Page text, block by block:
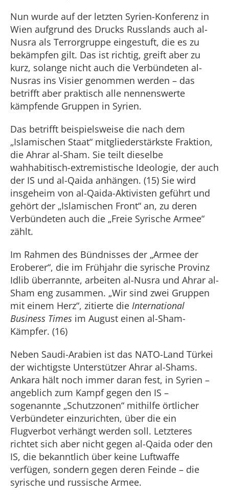
Nun wurde auf der letzten Syrien-Konferenz in
Wien aufgrund des Drucks Russlands auch al-
Nusra als Terrorgruppe eingestuft, die es zu
bekämpfen gilt. Das ist richtig, greift aber zu
kurz, solange nicht auch die Verbündeten al-
Nusras ins Visier genommen werden – das
betrifft aber praktisch alle nennenswerte
kämpfende Gruppen in Syrien.
Das betrifft beispielsweise die nach dem
„Islamischen Staat“ mitgliederstärkste Fraktion,
die Ahrar al-Sham. Sie teilt dieselbe
wahhabitisch-extremistische Ideologie, der auch
der IS und al-Qaida anhängen. (15) Sie wird
insgeheim von al-Qaida-Aktivisten geführt und
gehört der „Islamischen Front“ an, zu deren
Verbündeten auch die „Freie Syrische Armee“
zählt.
Im Rahmen des Bündnisses der „Armee der
Eroberer“, die im Frühjahr die syrische Provinz
Idlib überrannte, arbeiten al-Nusra und Ahrar al-
Sham eng zusammen. „Wir sind zwei Gruppen
mit einem Herz“, zitierte die International
Business Times im August einen al-Sham-
Kämpfer. (16)
Neben Saudi-Arabien ist das NATO-Land Türkei
der wichtigste Unterstützer Ahrar al-Shams.
Ankara hält noch immer daran fest, in Syrien –
angeblich zum Kampf gegen den IS –
sogenannte „Schutzzonen“ mithilfe örtlicher
Verbündeter einzurichten, über die ein
Flugverbot verhängt werden soll. Letzteres
richtet sich aber nicht gegen al-Qaida oder den
IS, die bekanntlich über keine Luftwaffe
verfügen, sondern gegen deren Feinde – die
syrische und russische Armee.